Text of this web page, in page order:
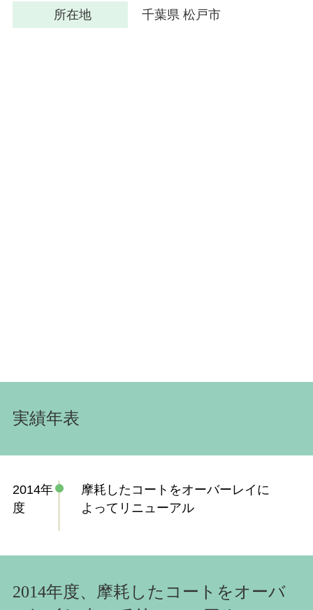
所在地 千葉県 松戸市
実績年表
2014年
度
摩耗したコートをオーバーレイに
よってリニューアル
2014年度、摩耗したコートをオーバ